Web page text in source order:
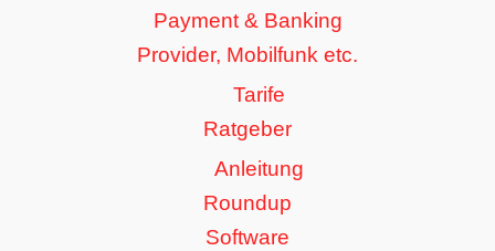
Payment & Banking
Provider, Mobilfunk etc.
Tarife
Ratgeber
Anleitung
Roundup
Software